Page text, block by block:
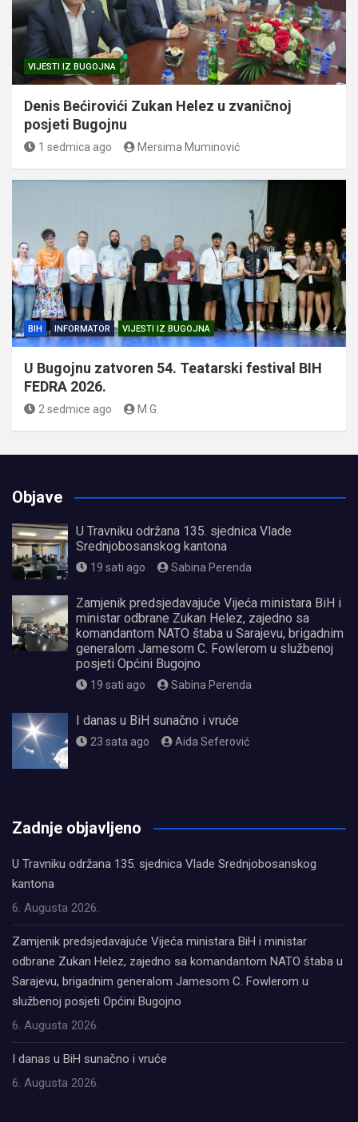
VIJESTI IZ BUGOJNA
Denis Bećirovići Zukan Helez u zvaničnoj
posjeti Bugojnu
1 sedmica ago Mersima Muminović
BIH INFORMATOR VIJESTI IZ BUGOJNA
U Bugojnu zatvoren 54. Teatarski festival BIH
FEDRA 2026.
2 sedmice ago M.G.
Objave
U Travniku održana 135. sjednica Vlade
Srednjobosanskog kantona
19 sati ago Sabina Perenda
Zamjenik predsjedavajuće Vijeća ministara BiH i
ministar odbrane Zukan Helez, zajedno sa
komandantom NATO štaba u Sarajevu, brigadnim
generalom Jamesom C. Fowlerom u službenoj
posjeti Općini Bugojno
19 sati ago Sabina Perenda
I danas u BiH sunačno i vruće
23 sata ago Aida Seferović
Zadnje objavljeno
U Travniku održana 135. sjednica Vlade Srednjobosanskog
kantona
6. Augusta 2026.
Zamjenik predsjedavajuće Vijeća ministara BiH i ministar
odbrane Zukan Helez, zajedno sa komandantom NATO štaba u
Sarajevu, brigadnim generalom Jamesom C. Fowlerom u
službenoj posjeti Općini Bugojno
6. Augusta 2026.
I danas u BiH sunačno i vruće
6. Augusta 2026.